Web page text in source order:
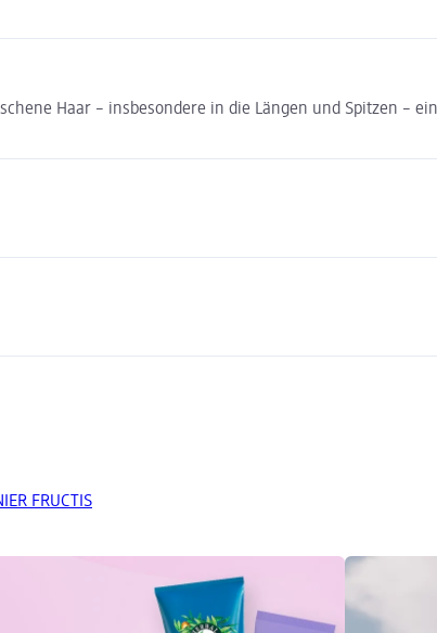
Haar – insbesondere in die Längen und Spitzen –
FRUCTIS